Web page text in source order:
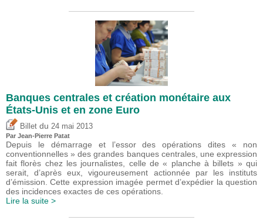
Banques centrales et création monétaire aux
États-Unis et en zone Euro
Billet du 24 mai 2013
Par Jean-Pierre Patat
Depuis le démarrage et l’essor des opérations dites « non
conventionnelles » des grandes banques centrales, une expression
fait florès chez les journalistes, celle de « planche à billets » qui
serait, d’après eux, vigoureusement actionnée par les instituts
d’émission. Cette expression imagée permet d’expédier la question
des incidences exactes de ces opérations.
Lire la suite >